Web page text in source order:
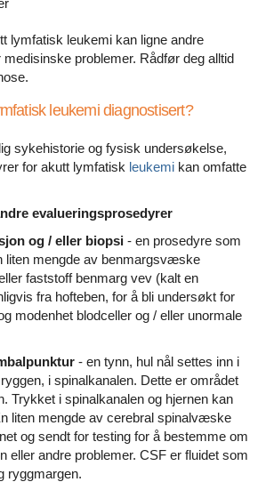
lymfatisk leukemi kan ligne andre
problemer. Rådfør deg alltid
leukemi diagnostisert?
sykehistorie og fysisk undersøkelse,
for akutt lymfatisk leukemi kan omfatte
evalueringsprosedyrer
og / eller biopsi - en prosedyre som
liten mengde av benmargsvæske
faststoff benmarg vev (kalt en
fra hofteben, for å bli undersøkt for
modenhet blodceller og / eller unormale
- en tynn, hul nål settes inn i
i spinalkanalen. Dette er området
Trykket i spinalkanalen og hjernen kan
liten mengde av cerebral spinalvæske
og sendt for testing for å bestemme om
eller andre problemer. CSF er fluidet som
ryggmargen.